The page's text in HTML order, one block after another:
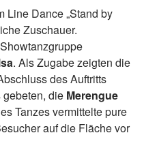
Line Dance „Stand by
Zuschauer.
. Als Zugabe zeigten die
des Auftritts
die Merengue
Tanzes vermittelte pure
auf die Fläche vor